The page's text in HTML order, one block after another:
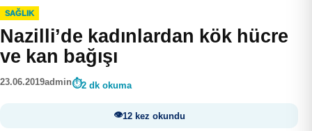
SAĞLIK
Nazilli’de kadınlardan kök hücre
ve kan bağışı
23.06.2019admin 2 dk okuma
12 kez okundu